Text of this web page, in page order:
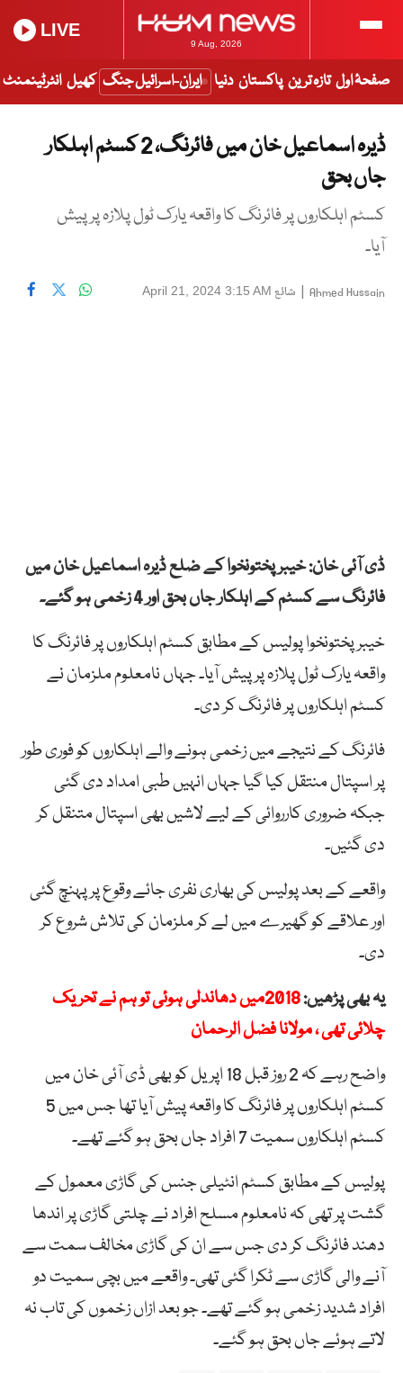
9 Aug, 2026
LIVE
صفحۂ اول تازہ ترین پاکستان دنیا ایران-اسرائیل جنگ کھیل انٹرٹینمنٹ
ڈیرہ اسماعیل خان میں فائرنگ، 2 کسٹم اہلکار
جاں بحق
کسٹم اہلکاروں پر فائرنگ کا واقعہ یارک ٹول پلازہ پر پیش
آیا۔
Ahmed Hussain
| شائع April 21, 2024 3:15 AM
ڈی آئی خان: خیبر پختونخوا کے ضلع ڈیرہ اسماعیل خان میں
فائرنگ سے کسٹم کے اہلکار جاں بحق اور 4 زخمی ہو گئے۔
خیبر پختونخوا پولیس کے مطابق کسٹم اہلکاروں پر فائرنگ کا
واقعہ یارک ٹول پلازہ پر پیش آیا۔ جہاں نامعلوم ملزمان نے
کسٹم اہلکاروں پر فائرنگ کر دی۔
فائرنگ کے نتیجے میں زخمی ہونے والے اہلکاروں کو فوری طور
پر اسپتال منتقل کیا گیا جہاں انہیں طبی امداد دی گئی
جبکہ ضروری کارروائی کے لیے لاشیں بھی اسپتال متنقل کر
دی گئیں۔
واقعے کے بعد پولیس کی بھاری نفری جائے وقوع پر پہنچ گئی
اور علاقے کو گھیرے میں لے کر ملزمان کی تلاش شروع کر
دی۔
یہ بھی پڑھیں:
2018میں دھاندلی ہوئی تو ہم نے تحریک
چلائی تھی ، مولانا فضل الرحمان
واضح رہے کہ 2 روز قبل 18 اپریل کو بھی ڈی آئی خان میں
کسٹم اہلکاروں پر فائرنگ کا واقعہ پیش آیا تھا جس میں 5
کسٹم اہلکاروں سمیت 7 افراد جاں بحق ہو گئے تھے۔
پولیس کے مطابق کسٹم انٹیلی جنس کی گاڑی معمول کے
گشت پر تھی کہ نامعلوم مسلح افراد نے چلتی گاڑی پر اندھا
دھند فائرنگ کر دی جس سے ان کی گاڑی مخالف سمت سے
آنے والی گاڑی سے ٹکرا گئی تھی۔ واقعے میں بچی سمیت دو
افراد شدید زخمی ہو گئے تھے۔ جو بعد ازاں زخموں کی تاب نہ
لاتے ہوئے جاں بحق ہو گئے۔